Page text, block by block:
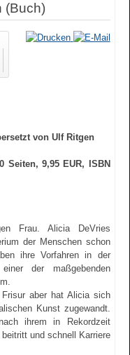
(Buch)
von Ulf Ritgen
Seiten, 9,95 EUR, ISBN
Frau. Alicia DeVries
der Menschen schon
ihre Vorfahren in der
der maßgebenden
aber hat Alicia sich
Kunst zugewandt.
ihrem in Rekordzeit
und schnell Karriere